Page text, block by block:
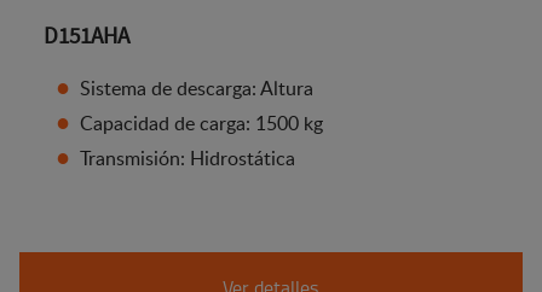
D151AHA
Sistema de descarga: Altura
Capacidad de carga: 1500 kg
Transmisión: Hidrostática